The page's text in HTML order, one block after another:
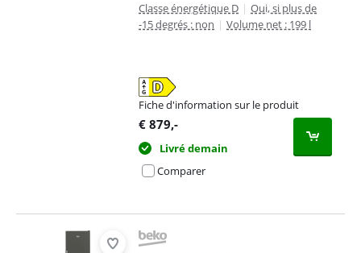
Classe énergétique D | Oui, si plus de
-15 degrés : non | Volume net : 199 l
Fiche d'information sur le produit
s'ouvre dans un nouvel onglet
€ 879,-
Livré demain
Comparer